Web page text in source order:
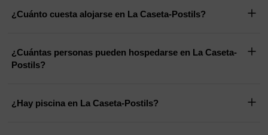
¿Cuánto cuesta alojarse en La Caseta-Postils?
¿Cuántas personas pueden hospedarse en La Caseta-
Postils?
¿Hay piscina en La Caseta-Postils?